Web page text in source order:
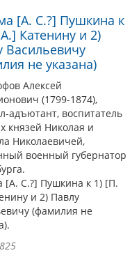
[А. С.?] Пушкина к
Катенину и 2)
Васильевичу
не указана)
Алексей
(1799-1874),
адъютант, воспитатель
князей Николая и
Николаевичей,
военный губернатор
[А. С.?] Пушкина к 1) [П.
и 2) Павлу
(фамилия не